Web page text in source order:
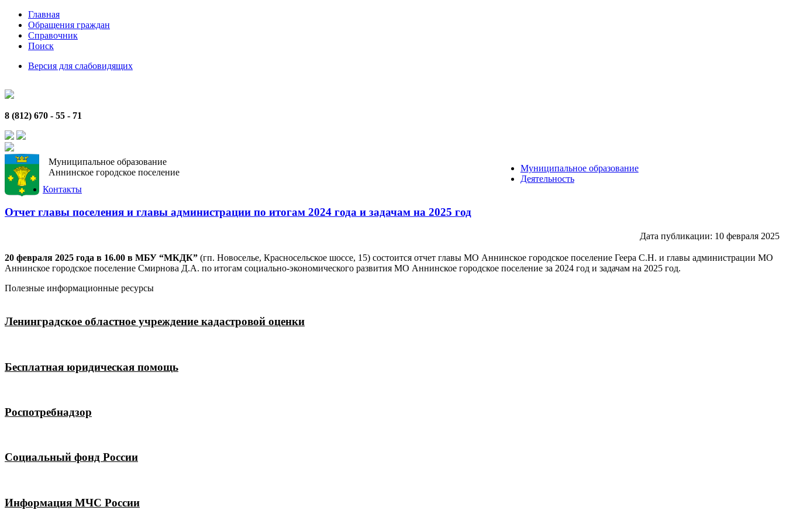
Главная
Обращения граждан
Справочник
Поиск
Версия для слабовидящих
8 (812) 670 - 55 - 71
Муниципальное образование
Аннинское городское поселение
Муниципальное образование
Деятельность
Контакты
Отчет главы поселения и главы администрации по итогам 2024 года и задачам на 2025 год
Дата публикации: 10 февраля 2025
20 февраля 2025 года в 16.00 в МБУ “МКДК” (гп. Новоселье, Красносельское шоссе, 15) состоится отчет главы МО Аннинское городское поселение Геера С.Н. и главы администрации МО
Аннинское городское поселение Смирнова Д.А. по итогам социально-экономического развития МО Аннинское городское поселение за 2024 год и задачам на 2025 год.
Полезные информационные ресурсы
Ленинградское областное учреждение кадастровой оценки
Бесплатная юридическая помощь
Роспотребнадзор
Социальный фонд России
Информация МЧС России